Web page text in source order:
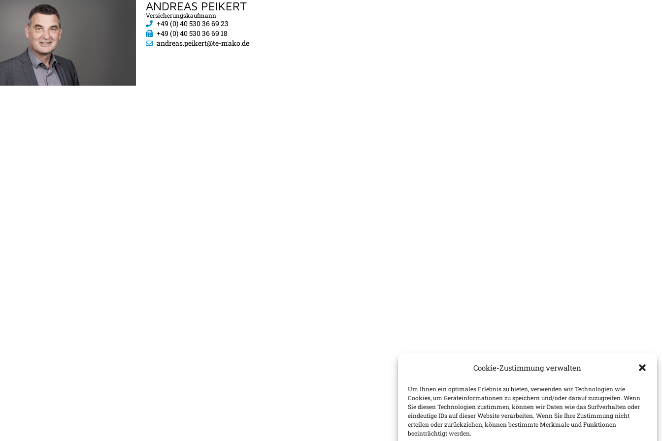
Cookie-Zustimmung verwalten
Um Ihnen ein optimales Erlebnis zu bieten, verwenden wir Technologien wie
Cookies, um Geräteinformationen zu speichern und/oder darauf zuzugreifen. Wenn
Sie diesen Technologien zustimmen, können wir Daten wie das Surfverhalten oder
eindeutige IDs auf dieser Website verarbeiten. Wenn Sie Ihre Zustimmung nicht
erteilen oder zurückziehen, können bestimmte Merkmale und Funktionen
beeinträchtigt werden.
ANDREAS PEIKERT
Versicherungskaufmann
+49 (0) 40 530 36 69 23
+49 (0) 40 530 36 69 18
andreas.peikert@te-mako.de